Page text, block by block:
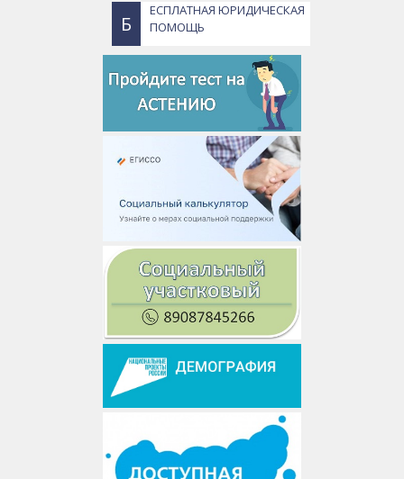
Б
ЕСПЛАТНАЯ ЮРИДИЧЕСКАЯ
ПОМОЩЬ